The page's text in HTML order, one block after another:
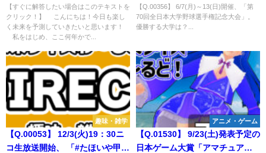
VTuberオーディション。 受付期
間中の応募総数は？
【すぐに解答したい場合はこのテキストを
クリック！】 こんにちは！今日も楽し
く未来を予測していきたいと思います！
私をはじめ、ここ何年かで...
手権記念大会」。優勝する大学
は？
【Q.00356】 6/7(月)～13(日)開催、「第
70回全日本大学野球選手権記念大会」。
優勝する大学は？...
趣味・雑学
【Q.00053】 12/3(火)19：30ニ
コ生放送開始、 「#たほいや甲
アニメ・ゲーム
【Q.01530】 9/23(土)発表予定の
日本ゲーム大賞「アマチュア部